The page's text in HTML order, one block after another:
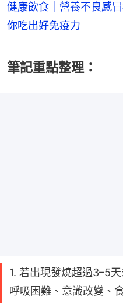
健康飲食｜營養不良感
你吃出好免疫力
筆記重點整理：
1. 若出現發燒超過3–5
呼吸困難、意識改變、